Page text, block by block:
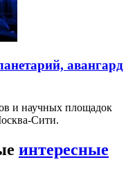
авангард
и научных площадок
Сити.
интересные